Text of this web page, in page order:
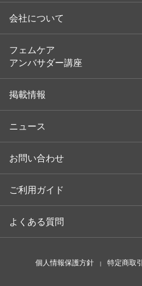
余[yo]
ペット
コラム
植物・天然成分辞典
会社について
社長メッセージ
取り扱い店舗（ライフスタイル）
フェムケア
アンバサダー講座
掲載情報
ニュース
お問い合わせ
ご利用ガイド
よくある質問
個人情報保護方針 特定商取